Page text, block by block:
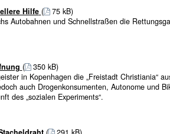
Hilfe (
75 kB)
Autobahnen und Schnellstraßen die
(
350 kB)
in Kopenhagen die „Freistadt Christiania“
auch Drogenkonsumenten, Autonome und
des „sozialen Experiments“.